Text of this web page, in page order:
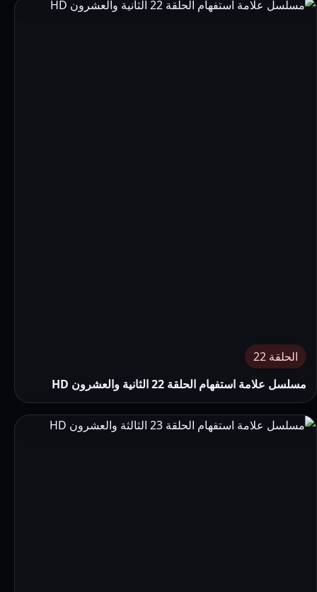
الحلقة 22
مسلسل علامة استفهام الحلقة 22 الثانية والعشرون HD